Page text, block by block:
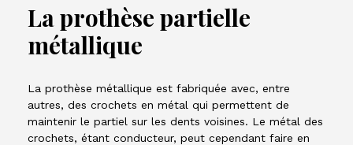
La prothèse partielle
métallique
La prothèse métallique est fabriquée avec, entre
autres, des crochets en métal qui permettent de
maintenir le partiel sur les dents voisines. Le métal des
crochets, étant conducteur, peut cependant faire en